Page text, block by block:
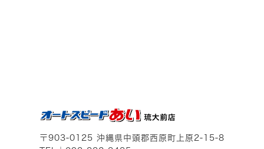
〒903-0125 沖縄県中頭郡西原町上原2-15-8